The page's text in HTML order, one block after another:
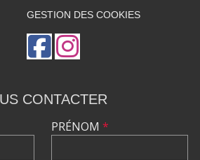
GESTION DES COOKIES
CONTACTER
PRÉNOM *